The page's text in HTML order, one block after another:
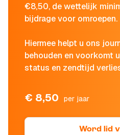
€8,50, de wettelijk
bijdrage voor omroepen.
Hiermee helpt u ons
behouden en voorkomt
status en zendtijd
€ 8,50 per jaar
Word lid